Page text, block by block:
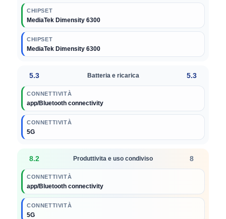
CHIPSET
MediaTek Dimensity 6300
CHIPSET
MediaTek Dimensity 6300
5.3 Batteria e ricarica 5.3
CONNETTIVITÀ
app/Bluetooth connectivity
CONNETTIVITÀ
5G
8.2 Produttivita e uso condiviso 8
CONNETTIVITÀ
app/Bluetooth connectivity
CONNETTIVITÀ
5G